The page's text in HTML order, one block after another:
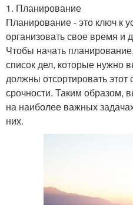
1. Планирование
Планирование - это ключ к
организовать свое время
Чтобы начать
список дел, которые нужно
должны отсортировать этот
срочности. Таким образом,
на наиболее важных
них.